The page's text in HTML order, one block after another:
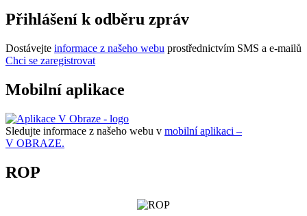
Přihlášení k odběru zpráv
Dostávejte informace z našeho webu prostřednictvím SMS a e-mailů
Chci se zaregistrovat
Mobilní aplikace
Sledujte informace z našeho webu v mobilní aplikaci –
V OBRAZE.
ROP